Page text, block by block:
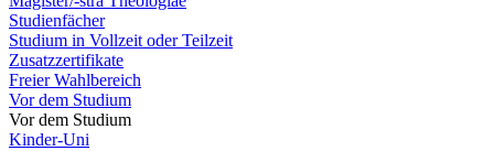
Studienfächer
Studium in Vollzeit oder Teilzeit
Zusatzzertifikate
Freier Wahlbereich
Vor dem Studium
Vor dem Studium
Kinder-Uni